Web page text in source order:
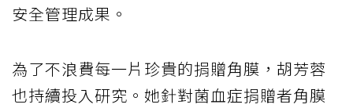
安全管理成果。
為了不浪費每一片珍貴的捐贈角膜，胡芳蓉
也持續投入研究。她針對菌血症捐贈者角膜